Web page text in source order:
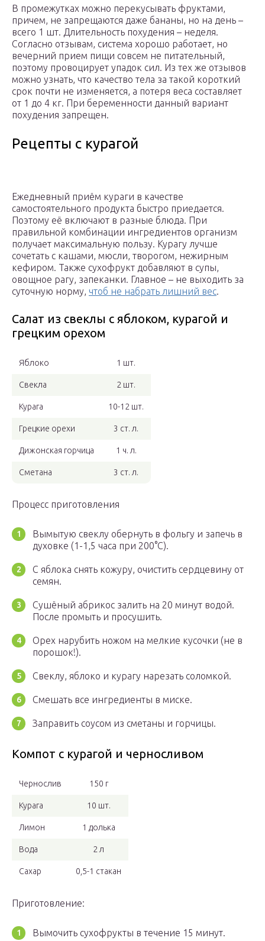
В промежутках можно перекусывать фруктами,
причем, не запрещаются даже бананы, но на день –
всего 1 шт. Длительность похудения – неделя.
Согласно отзывам, система хорошо работает, но
вечерний прием пищи совсем не питательный,
поэтому провоцирует упадок сил. Из тех же отзывов
можно узнать, что качество тела за такой короткий
срок почти не изменяется, а потеря веса составляет
от 1 до 4 кг. При беременности данный вариант
похудения запрещен.
Рецепты с курагой
Ежедневный приём кураги в качестве
самостоятельного продукта быстро приедается.
Поэтому её включают в разные блюда. При
правильной комбинации ингредиентов организм
получает максимальную пользу. Курагу лучше
сочетать с кашами, мюсли, творогом, нежирным
кефиром. Также сухофрукт добавляют в супы,
овощное рагу, запеканки. Главное – не выходить за
суточную норму, чтоб не набрать лишний вес.
Салат из свеклы с яблоком, курагой и
грецким орехом
Яблоко 1 шт.
Свекла 2 шт.
Курага 10-12 шт.
Грецкие орехи 3 ст. л.
Дижонская горчица 1 ч. л.
Сметана 3 ст. л.
Процесс приготовления
Вымытую свеклу обернуть в фольгу и запечь в
духовке (1-1,5 часа при 200°С).
С яблока снять кожуру, очистить сердцевину от
семян.
Сушёный абрикос залить на 20 минут водой.
После промыть и просушить.
Орех нарубить ножом на мелкие кусочки (не в
порошок!).
Свеклу, яблоко и курагу нарезать соломкой.
Смешать все ингредиенты в миске.
Заправить соусом из сметаны и горчицы.
Компот с курагой и черносливом
Чернослив 150 г
Курага 10 шт.
Лимон 1 долька
Вода 2 л
Сахар 0,5-1 стакан
Приготовление:
Вымочить сухофрукты в течение 15 минут.